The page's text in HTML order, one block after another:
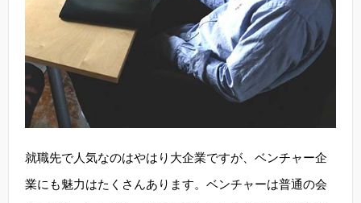
就職先で人気なのはやはり大企業ですが、ベンチャー企
業にも魅力はたくさんあります。ベンチャーは普通の会